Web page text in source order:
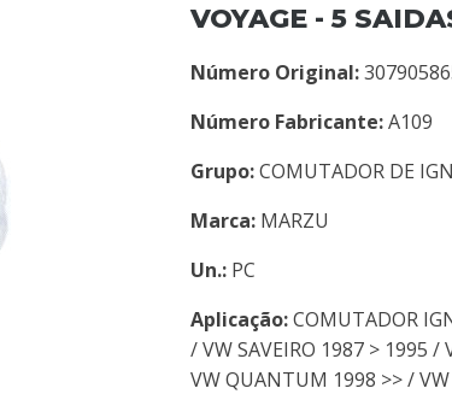
VOYAGE - 5
Número Original:
Número Fabricante:A109
Grupo:COMUTADOR DE
Marca: MARZU
Un.: PC
Aplicação:COMUTADOR
/ VW SAVEIRO 1987 > 1995 /
VW QUANTUM 1998 >> /